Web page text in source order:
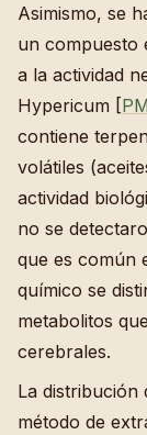
Asimismo, se
un compuesto
a la actividad
Hypericum [
contiene
volátiles
actividad
no se
que es común
químico se
metabolitos
cerebrales.
La distribución
método de